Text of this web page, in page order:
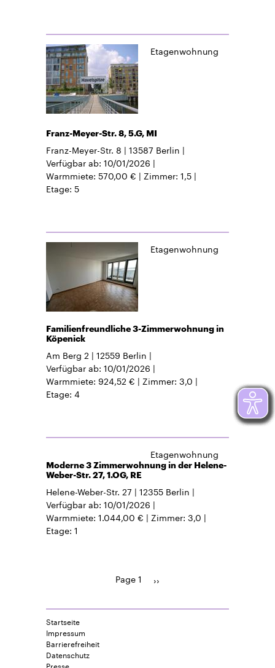
Etagenwohnung
Franz-Meyer-Str. 8, 5.G, MI
Franz-Meyer-Str. 8 13587 Berlin
Verfügbar ab 10/01/2026
Warmmiete 570,00 € Zimmer 1,5
Etage 5
Etagenwohnung
Familienfreundliche 3-Zimmerwohnung in
Köpenick
Am Berg 2 12559 Berlin
Verfügbar ab 10/01/2026
Warmmiete 924,52 € Zimmer 3,0
Etage 4
Etagenwohnung
Moderne 3 Zimmerwohnung in der Helene-
Weber-Str. 27, 1.OG, RE
Helene-Weber-Str. 27 12355 Berlin
Verfügbar ab 10/01/2026
Warmmiete 1.044,00 € Zimmer 3,0
Etage 1
Pagination
Page 1 Next
››
Startseite
Impressum
Barrierefreiheit
Datenschutz
Presse